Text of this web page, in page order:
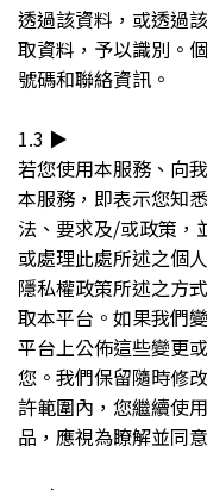
透過該資料，或透過
取資料，予以識別。
號碼和聯絡資訊。
1.3 ▶︎
若您使用本服務、向
本服務，即表示您知
法、要求及/或政策，
或處理此處所述之個
隱私權政策所述之方
取本平台。如果我們
平台上公佈這些變更
您。我們保留隨時修
許範圍內，您繼續使
品，應視為瞭解並同